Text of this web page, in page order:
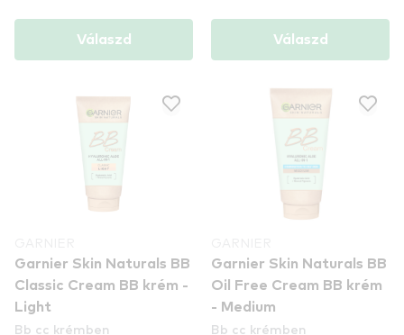
Válaszd Válaszd
Garnier Skin Naturals BB
Classic Cream BB krém -
Light
Bb cc krémben
Garnier Skin Naturals BB
Oil Free Cream BB krém
- Medium
Bb cc krémben